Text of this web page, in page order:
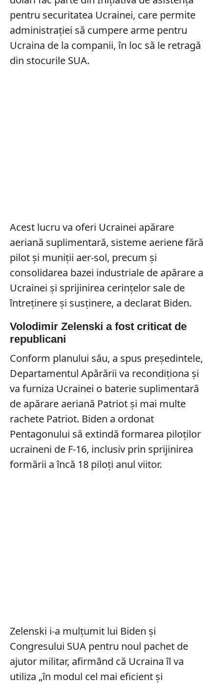
pentru securitatea Ucrainei, care permite
administrației să cumpere arme pentru
Ucraina de la companii, în loc să le retragă
din stocurile SUA.
Acest lucru va oferi Ucrainei apărare
aeriană suplimentară, sisteme aeriene fără
pilot și muniții aer-sol, precum și
consolidarea bazei industriale de apărare a
Ucrainei și sprijinirea cerințelor sale de
întreținere și susținere, a declarat Biden.
Volodimir Zelenski a fost criticat de
republicani
Conform planului său, a spus președintele,
Departamentul Apărării va recondiționa și
va furniza Ucrainei o baterie suplimentară
de apărare aeriană Patriot și mai multe
rachete Patriot. Biden a ordonat
Pentagonului să extindă formarea piloților
ucraineni de F-16, inclusiv prin sprijinirea
formării a încă 18 piloți anul viitor.
Zelenski i-a mulțumit lui Biden și
Congresului SUA pentru noul pachet de
ajutor militar, afirmând că Ucraina îl va
utiliza „în modul cel mai eficient și